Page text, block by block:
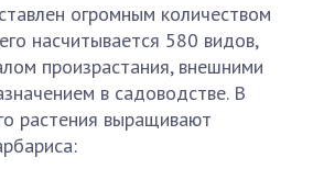
огромным количеством
насчитывается 580 видов,
произрастания, внешними
в садоводстве. В
растения выращивают